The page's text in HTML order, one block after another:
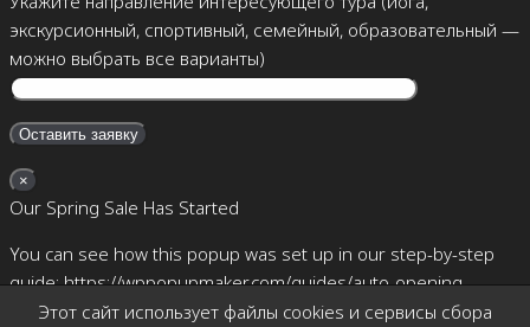
Этот сайт использует файлы cookies и сервисы сбора
экскурсионный, спортивный, семейный, образовательный —
можно выбрать все варианты)
×
Our Spring Sale Has Started
You can see how this popup was set up in our step-by-step
guide: https://wppopupmaker.com/guides/auto-opening-
announcement-popups/